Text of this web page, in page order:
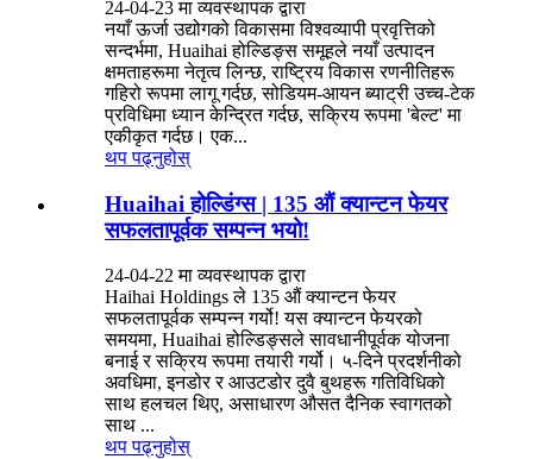
24-04-23 मा व्यवस्थापक द्वारा
नयाँ ऊर्जा उद्योगको विकासमा विश्वव्यापी प्रवृत्तिको
सन्दर्भमा, Huaihai होल्डिङ्स समूहले नयाँ उत्पादन
क्षमताहरूमा नेतृत्व लिन्छ, राष्ट्रिय विकास रणनीतिहरू
गहिरो रूपमा लागू गर्दछ, सोडियम-आयन ब्याट्री उच्च-टेक
प्रविधिमा ध्यान केन्द्रित गर्दछ, सक्रिय रूपमा 'बेल्ट' मा
एकीकृत गर्दछ। एक...
थप पढ्नुहोस्
Huaihai होल्डिंग्स | 135 औं क्यान्टन फेयर
सफलतापूर्वक सम्पन्न भयो!
24-04-22 मा व्यवस्थापक द्वारा
Haihai Holdings ले 135 औं क्यान्टन फेयर
सफलतापूर्वक सम्पन्न गर्यो! यस क्यान्टन फेयरको
समयमा, Huaihai होल्डिङ्सले सावधानीपूर्वक योजना
बनाई र सक्रिय रूपमा तयारी गर्यो। ५-दिने प्रदर्शनीको
अवधिमा, इनडोर र आउटडोर दुवै बुथहरू गतिविधिको
साथ हलचल थिए, असाधारण औसत दैनिक स्वागतको
साथ ...
थप पढ्नुहोस्